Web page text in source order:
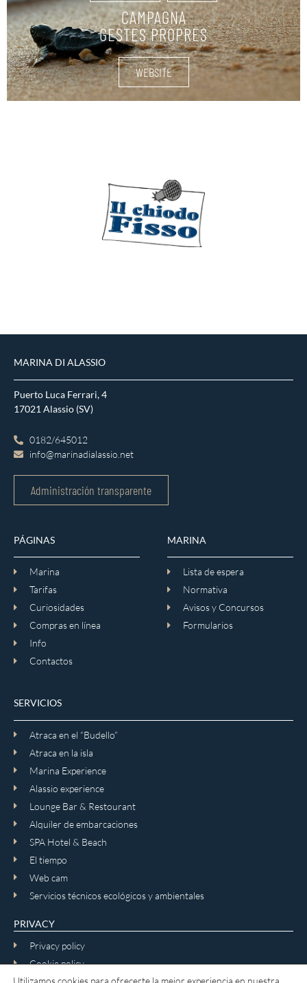
CAMPAGNA
GESTES PROPRES
WEBSITE
MARINA DI ALASSIO
Puerto Luca Ferrari, 4
17021 Alassio (SV)
0182/645012
info@marinadialassio.net
Administración transparente
PÁGINAS
Marina
Tarifas
Curiosidades
Compras en línea
Info
Contactos
MARINA
Lista de espera
Normativa
Avisos y Concursos
Formularios
SERVICIOS
Atraca en el “Budello”
Atraca en la isla
Marina Experience
Alassio experience
Lounge Bar & Restourant
Alquiler de embarcaciones
SPA Hotel & Beach
El tiempo
Web cam
Servicios técnicos ecológicos y ambientales
PRIVACY
Privacy policy
Cookie policy
Utilizamos cookies para ofrecerte la mejor experiencia en nuestra